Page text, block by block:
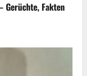
Gerüchte, Fakten